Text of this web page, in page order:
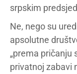
srpskim
Ne, nego su
apsolutne
„prema pričanju
privatnoj zabavi